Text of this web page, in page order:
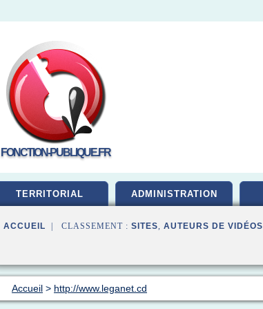
FONCTION-PUBLIQUE.FR
TERRITORIAL ADMINISTRATION
ACCUEIL | CLASSEMENT : SITES, AUTEURS DE VIDÉOS
Accueil > http://www.leganet.cd